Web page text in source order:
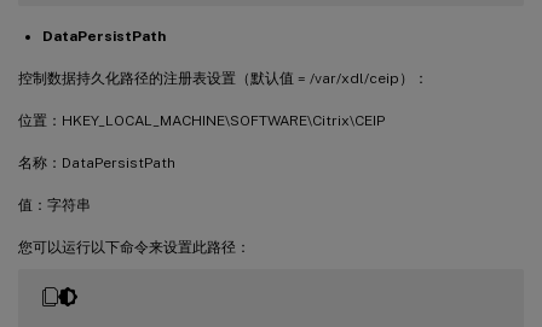
DataPersistPath
控制数据持久化路径的注册表设置（默认值 = /var/xdl/ceip）：
位置：HKEY_LOCAL_MACHINE\SOFTWARE\Citrix\CEIP
名称：DataPersistPath
值：字符串
您可以运行以下命令来设置此路径：